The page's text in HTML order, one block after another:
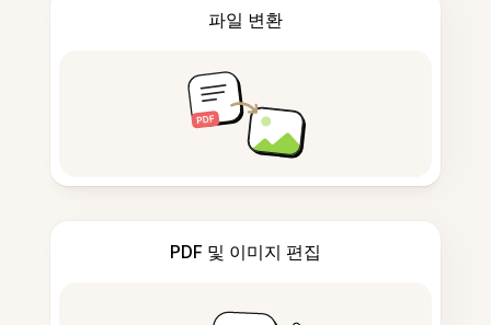
파일 변환
PDF 및 이미지 편집